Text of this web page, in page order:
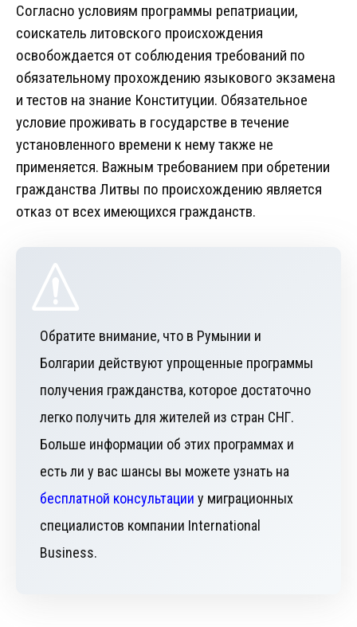
Согласно условиям программы репатриации,
соискатель литовского происхождения
освобождается от соблюдения требований по
обязательному прохождению языкового экзамена
и тестов на знание Конституции. Обязательное
условие проживать в государстве в течение
установленного времени к нему также не
применяется. Важным требованием при обретении
гражданства Литвы по происхождению является
отказ от всех имеющихся гражданств.
Обратите внимание, что в Румынии и
Болгарии действуют упрощенные программы
получения гражданства, которое достаточно
легко получить для жителей из стран СНГ.
Больше информации об этих программах и
есть ли у вас шансы вы можете узнать на
бесплатной консультации у миграционных
специалистов компании International
Business.